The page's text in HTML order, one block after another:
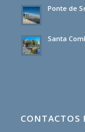
Ponte de
Santa
CONTACTOS